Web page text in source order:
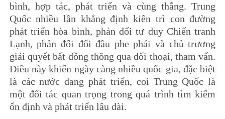
bình, hợp tác, phát triển và cùng thắng. Trung
Quốc nhiều lần khẳng định kiên trì con đường
phát triển hòa bình, phản đối tư duy Chiến tranh
Lạnh, phản đối đối đầu phe phái và chủ trương
giải quyết bất đồng thông qua đối thoại, tham vấn.
Điều này khiến ngày càng nhiều quốc gia, đặc biệt
là các nước đang phát triển, coi Trung Quốc là
một đối tác quan trọng trong quá trình tìm kiếm
ổn định và phát triển lâu dài.